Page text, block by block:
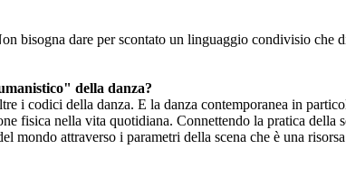
bisogna dare per scontato un linguaggio condivisio
della danza?
i codici della danza. E la danza contemporanea in
fisica nella vita quotidiana. Connettendo la pratica della
attraverso i parametri della scena che è una